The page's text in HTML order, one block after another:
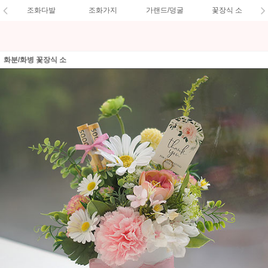
조화다발 조화가지 가랜드/덩굴 꽃장식 소
화분/화병 꽃장식 소